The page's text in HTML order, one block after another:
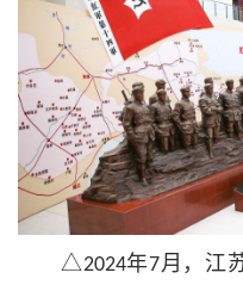
△2024年7月，江